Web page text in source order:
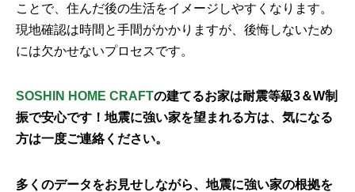
ことで、住んだ後の生活をイメージしやすくなります。
現地確認は時間と手間がかかりますが、後悔しないため
には欠かせないプロセスです。
SOSHIN HOME CRAFTの建てるお家は耐震等級3＆W制
振で安心です！地震に強い家を望まれる方は、気になる
方は一度ご連絡ください。
多くのデータをお見せしながら、地震に強い家の根拠を